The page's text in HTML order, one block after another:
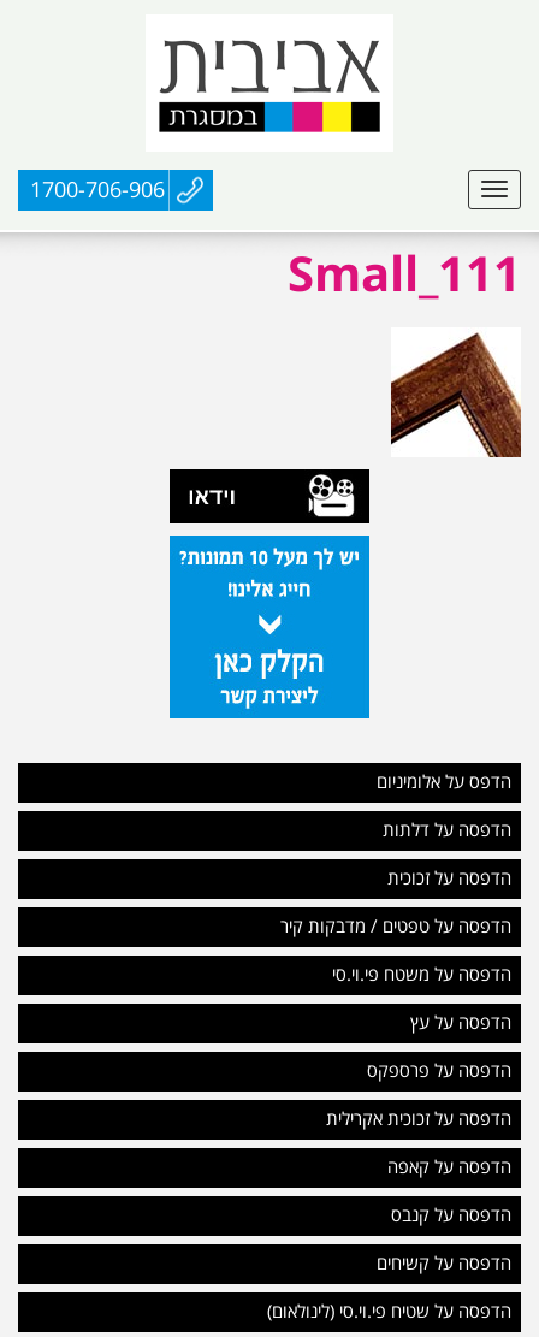
1700-706-906
111_Small
הדפס על אלומיניום
הדפסה על דלתות
הדפסה על זכוכית
הדפסה על טפטים / מדבקות קיר
הדפסה על משטח פי.וי.סי
הדפסה על עץ
הדפסה על פרספקס
הדפסה על זכוכית אקרילית
הדפסה על קאפה
הדפסה על קנבס
הדפסה על קשיחים
הדפסה על שטיח פי.וי.סי (לינולאום)